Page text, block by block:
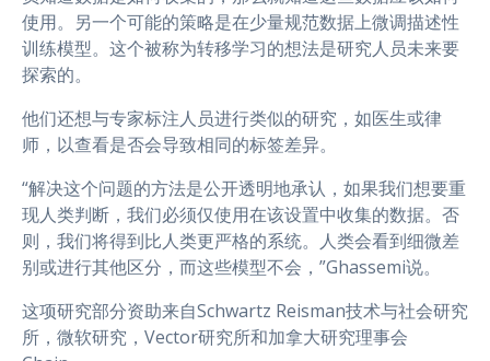
使用。另一个可能的策略是在少量规范数据上微调描述性
训练模型。这个被称为转移学习的想法是研究人员未来要
探索的。
他们还想与专家标注人员进行类似的研究，如医生或律
师，以查看是否会导致相同的标签差异。
“解决这个问题的方法是公开透明地承认，如果我们想要重
现人类判断，我们必须仅使用在该设置中收集的数据。否
则，我们将得到比人类更严格的系统。人类会看到细微差
别或进行其他区分，而这些模型不会，”Ghassemi说。
这项研究部分资助来自Schwartz Reisman技术与社会研究
所，微软研究，Vector研究所和加拿大研究理事会